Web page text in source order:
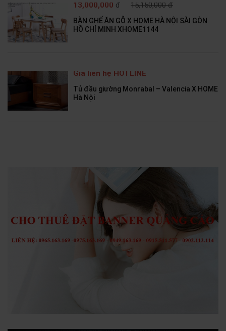
13,000,000 đ 15,150,000 đ
BÀN GHẾ ĂN GỖ X HOME HÀ NỘI SÀI GÒN
HỒ CHÍ MINH XHOME1144
Giá liên hệ HOTLINE
Tủ đầu giường Monrabal – Valencia X HOME
Hà Nội